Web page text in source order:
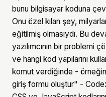
bunu bilgisayar koduna
Onu özel kılan şey,
eğitilmiş olmasıydı. Bu
yazılımcının bir problemi
ve hangi kod yapılarını
komut verdiğinde - örneğin
giriş formu oluştur" -